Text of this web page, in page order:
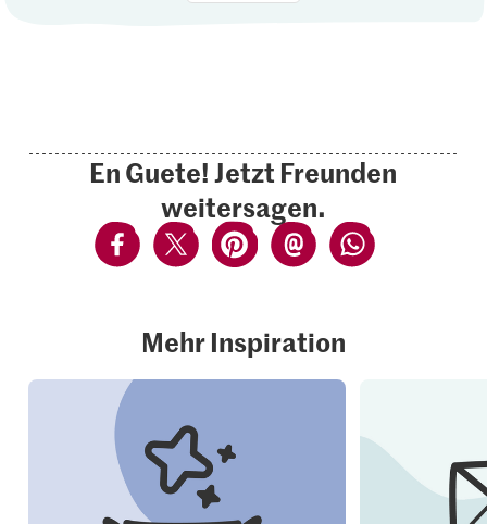
En Guete! Jetzt Freunden
weitersagen.
Mehr Inspiration